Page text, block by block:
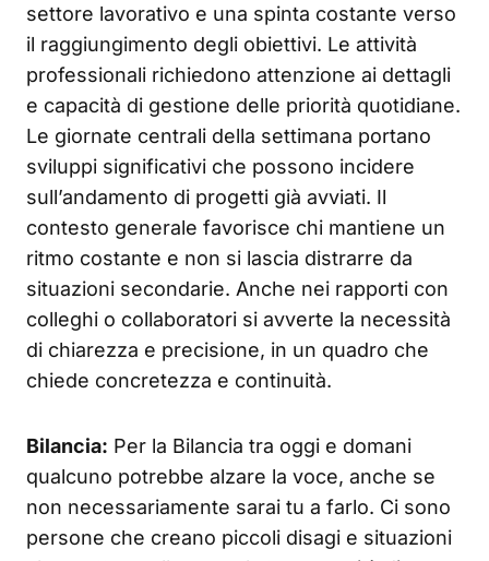
settore lavorativo e una spinta costante verso
il raggiungimento degli obiettivi. Le attività
professionali richiedono attenzione ai dettagli
e capacità di gestione delle priorità quotidiane.
Le giornate centrali della settimana portano
sviluppi significativi che possono incidere
sull’andamento di progetti già avviati. Il
contesto generale favorisce chi mantiene un
ritmo costante e non si lascia distrarre da
situazioni secondarie. Anche nei rapporti con
colleghi o collaboratori si avverte la necessità
di chiarezza e precisione, in un quadro che
chiede concretezza e continuità.
Bilancia: Per la Bilancia tra oggi e domani
qualcuno potrebbe alzare la voce, anche se
non necessariamente sarai tu a farlo. Ci sono
persone che creano piccoli disagi e situazioni